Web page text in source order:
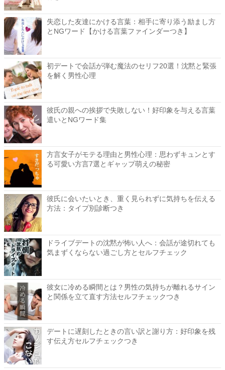
失恋した友達にかける言葉：相手に寄り添う励まし方
とNGワード【かける言葉ファインダーつき】
初デートで会話が弾む魔法のセリフ20選！沈黙と緊張
を解く男性心理
彼氏の親への挨拶で失敗しない！好印象を与える言葉
遣いとNGワード集
方言女子がモテる理由と男性心理：思わずキュンとす
る可愛い方言7選とギャップ萌えの秘密
彼氏に会いたいとき、重く見られずに気持ちを伝える
方法：タイプ別診断つき
ドライブデートの沈黙が怖い人へ：会話が途切れても
気まずくならない過ごし方とセルフチェック
彼女に冷める瞬間とは？男性の気持ちが離れるサイン
と関係を立て直す方法セルフチェックつき
デートに遅刻したときの言い訳と謝り方：好印象を残
す伝え方セルフチェックつき